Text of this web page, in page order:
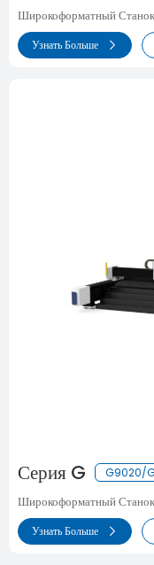
Широкоформатный
Узнать Больше
Серия G G9020/
Широкоформатный
Узнать Больше